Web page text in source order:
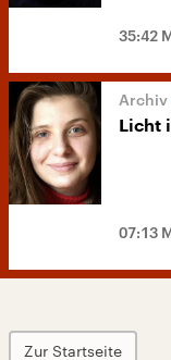
35:42
Licht
07:13
Zur Startseite